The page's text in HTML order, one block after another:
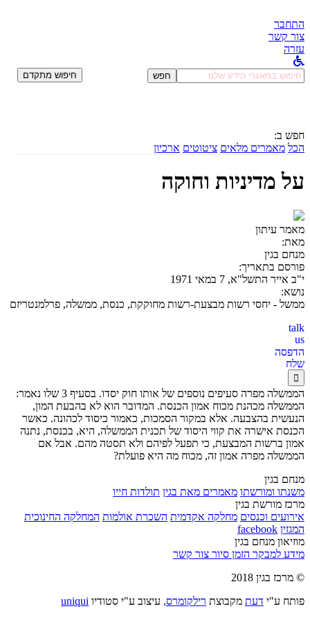
התחבר
צור קשר
עזרה
לחפש
ב:
חפש חיפוש מתקדם
חפש ב:
הכל מאמרים מלאים ציטוטים ארכיון
על מדיניות וחוקה
מאמר עיתון
מאת:
מנחם בגין
פורסם בתאריך:
י"ב אייר התשל"א, 7 במאי 1971
נושא:
ממשל - יחסי רשות מבצעת-רשות מחוקקת, כנסת, ממשלה, פרלמנטריזם
us
הדפסה
שלח

הממשלה מפרה סעיפים נוספים של אותו חוק יסדו. בסעיף 3 שלו נאמר:
הממשלה מכהנת מכוח אמון הכנסת. המדובר הוא לא בהבעת המון,
הנעשית בהצבעה. אלא במקור הסמכות, כאמור כיסוד לכהונה. כאשר
הכנסת אישרה את קווי היסוד של תכנית הממשלה, היא, בכנסת, נתנה
אמון ברשות המבצעת, כי תפעל לפיהם ולא תסטה מהם. אבל אם
הממשלה מפרה אמון זה, מכוח מה היא פועלת?
מנחם בגין
משנתו ומורשתו מאמרים מאת בגין תולדות חייו
מרכז מורשת בגין
אירועים וכנסים מחלקה אקדמית השכרת אולמות המחלקה החינוכית
המגזין facebook
מוזיאון מנחם בגין
מידע למבקר הזמן סיור צור קשר
© מרכז בגין 2018
פותח ע"י דעת מקבוצת רילקומרס, עיצוב ע"י סטודיו uniqui